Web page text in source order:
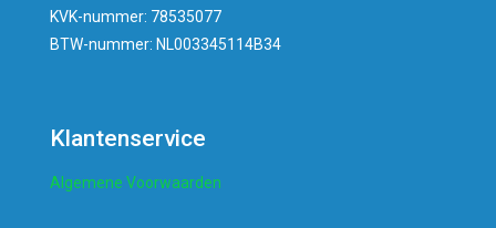
KVK-nummer: 78535077
BTW-nummer: NL003345114B34
Klantenservice
Algemene Voorwaarden